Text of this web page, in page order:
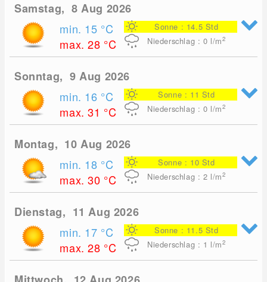
Samstag, 8 Aug 2026
min. 15 °C
max. 28 °C
Sonne : 14.5 Std
Niederschlag : 0 l/m2
Sonntag, 9 Aug 2026
min. 16 °C
max. 31 °C
Sonne : 11 Std
Niederschlag : 0 l/m2
Montag, 10 Aug 2026
min. 18 °C
max. 30 °C
Sonne : 10 Std
Niederschlag : 2 l/m2
Dienstag, 11 Aug 2026
min. 17 °C
max. 28 °C
Sonne : 11.5 Std
Niederschlag : 1 l/m2